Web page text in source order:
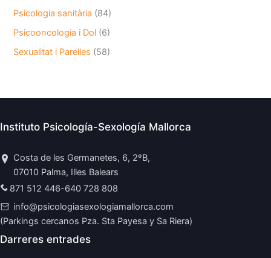
Psicologia sanitària (84)
Psicooncologia i Dol (6)
Sexualitat i Parelles (58)
Instituto Psicología-Sexología Mallorca
Costa de les Germanetes, 6, 2ºB,
07010 Palma, Illes Balears
871 512 446-640 728 808
info@psicologiasexologiamallorca.com
(Parkings cercanos Pza. Sta Payesa y Sa Riera)
Darreres entrades